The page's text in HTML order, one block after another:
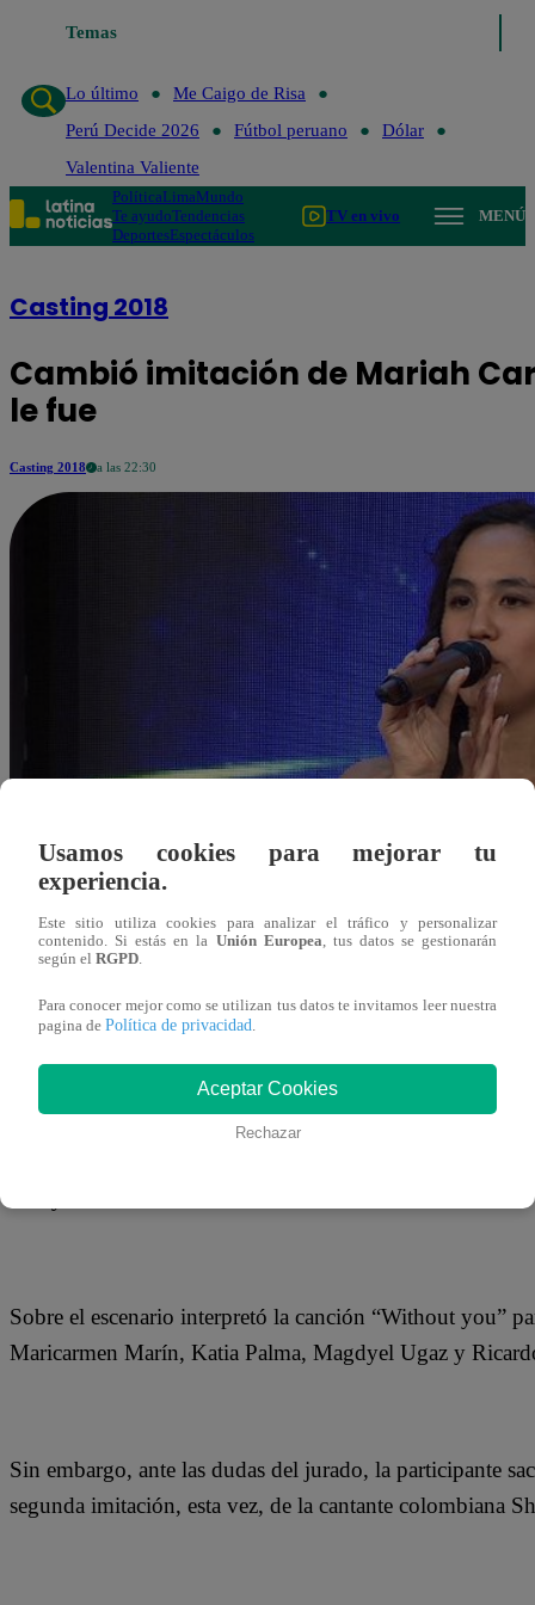
Temas
Lo último
Me Caigo de Risa
Perú Decide 2026
Fútbol peruano
Dólar
Valentina Valiente
PolíticaLimaMundo
Te ayudoTendencias
DeportesEspectáculos
TV en vivo MENÚ
Casting 2018
Cambió imitación de Mariah
le fue
Casting 2018 a las 22:30
09 de octubre 2018
Sobre el escenario interpretó la canción “Without you”
Maricarmen Marín, Katia Palma, Magdyel Ugaz y
Sin embargo, ante las dudas del jurado, la participante
segunda imitación, esta vez, de la cantante colombiana
Usamos cookies para mejorar tu
experiencia.
Este sitio utiliza cookies para analizar el tráfico y personalizar
contenido. Si estás en la Unión Europea , tus datos se gestionarán
según el RGPD
Para conocer mejor como se utilizan tus datos te invitamos leer nuestra
pagina de Política de privacidad
Aceptar Cookies
Rechazar